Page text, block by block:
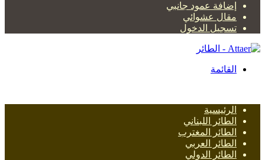
إضافة عمود جانبي
مقال عشوائي
تسجيل الدخول
القائمة
الرئيسية
الطائر اللبناني
الطائر المغترب
الطائر العربي
الطائر الدولي